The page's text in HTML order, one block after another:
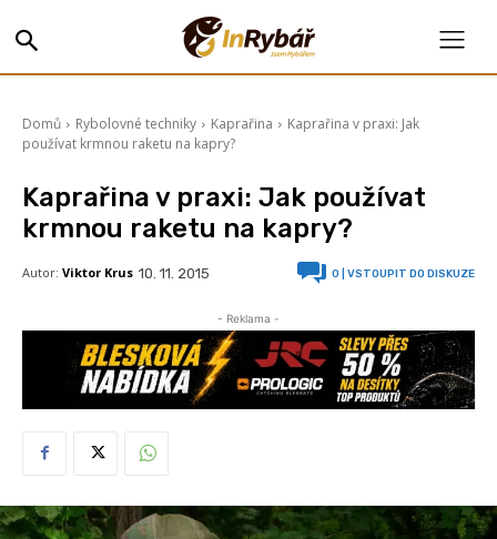
Domů Rybolovné techniky Kaprařina
Kaprařina v praxi: Jak
používat krmnou raketu na kapry?
Kaprařina v praxi: Jak používat
krmnou raketu na kapry?
Autor: Viktor Krus 10. 11. 2015 0 | VSTOUPIT DO DISKUZE
- Reklama -